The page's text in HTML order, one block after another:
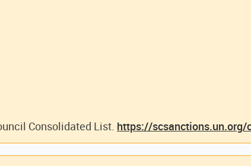
Consolidated List. https://scsanctions.un.org/